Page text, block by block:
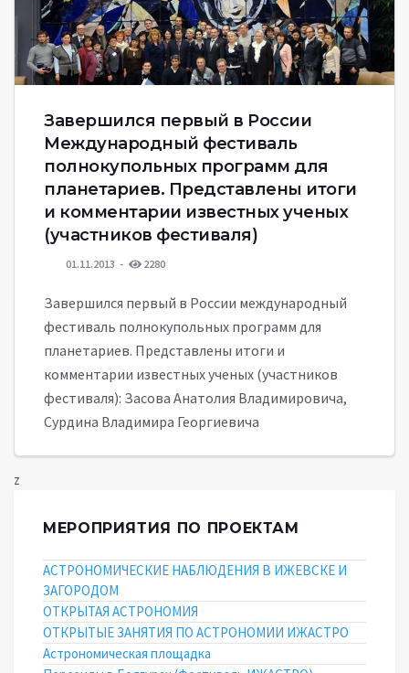
Завершился первый в России
Международный фестиваль
полнокупольных программ для
планетариев. Представлены итоги
и комментарии известных ученых
(участников фестиваля)
01.11.2013 2280
Завершился первый в России международный
фестиваль полнокупольных программ для
планетариев. Представлены итоги и
комментарии известных ученых (участников
фестиваля): Засова Анатолия Владимировича,
Сурдина Владимира Георгиевича
z
МЕРОПРИЯТИЯ ПО ПРОЕКТАМ
АСТРОНОМИЧЕСКИЕ НАБЛЮДЕНИЯ В ИЖЕВСКЕ И
ЗАГОРОДОМ
ОТКРЫТАЯ АСТРОНОМИЯ
ОТКРЫТЫЕ ЗАНЯТИЯ ПО АСТРОНОМИИ ИЖАСТРО
Астрономическая площадка